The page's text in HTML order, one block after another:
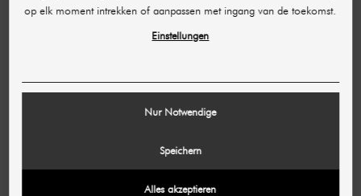
Afdruk
op elk moment intrekken of aanpassen met ingang van de toekomst.
Einstellungen
Nur Notwendige
Speichern
Alles akzeptieren